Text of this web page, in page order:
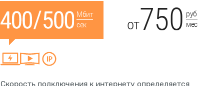
Мбит
сек
от750 руб
мес
Скорость подключения к интернету определяется